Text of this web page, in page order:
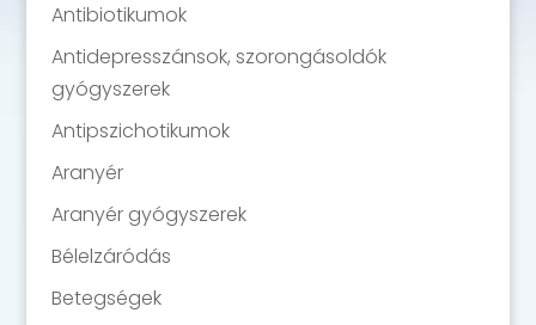
Antibiotikumok
Antidepresszánsok, szorongásoldók
gyógyszerek
Antipszichotikumok
Aranyér
Aranyér gyógyszerek
Bélelzáródás
Betegségek